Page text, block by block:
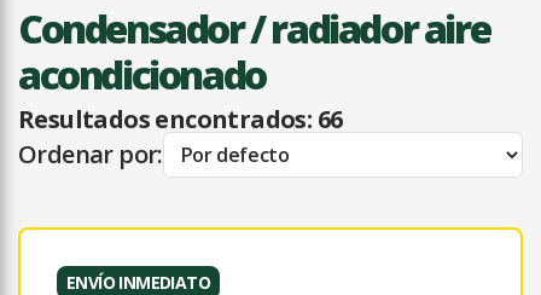
Condensador / radiador aire
acondicionado
Resultados encontrados: 66
Ordenar por:
ENVÍO INMEDIATO